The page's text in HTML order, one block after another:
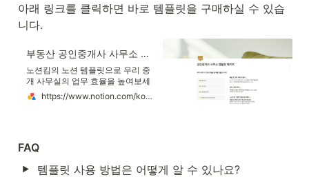
아래 링크를 클릭하면 바로 템플릿을 구매하실 수 있습
니다.
부동산 공인중개사 사무소 운영
노션킴의 노션 템플릿으로 우리 중
개 사무실의 업무 효율을 높여보세
요! - 매물 및 고객 관리 데이터베이
스로 수많은 고객과 매물 데이터를
고 관리하세요. - 노션 웹사이트 템
용 부담 없이, 우리 부동산 사무실
https://www.notion.com/ko/templates/real-estate-agency-korea
FAQ
템플릿 사용 방법은 어떻게 알 수 있나요?